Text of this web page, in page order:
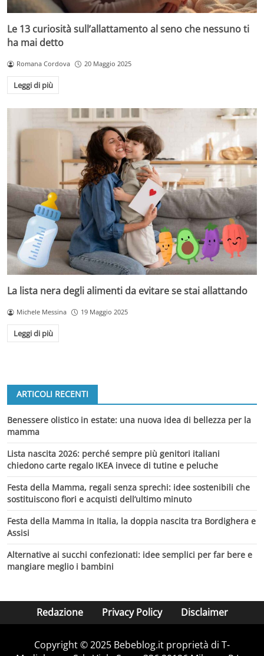
Le 13 curiosità sull’allattamento al seno che nessuno ti
ha mai detto
Romana Cordova 20 Maggio 2025
Leggi di più
La lista nera degli alimenti da evitare se stai allattando
Michele Messina 19 Maggio 2025
Leggi di più
ARTICOLI RECENTI
Benessere olistico in estate: una nuova idea di bellezza per la
mamma
Lista nascita 2026: perché sempre più genitori italiani
chiedono carte regalo IKEA invece di tutine e peluche
Festa della Mamma, regali senza sprechi: idee sostenibili che
sostituiscono fiori e acquisti dell’ultimo minuto
Festa della Mamma in Italia, la doppia nascita tra Bordighera e
Assisi
Alternative ai succhi confezionati: idee semplici per far bere e
mangiare meglio i bambini
Redazione Privacy Policy Disclaimer
Copyright © 2025 Bebeblog.it proprietà di T-